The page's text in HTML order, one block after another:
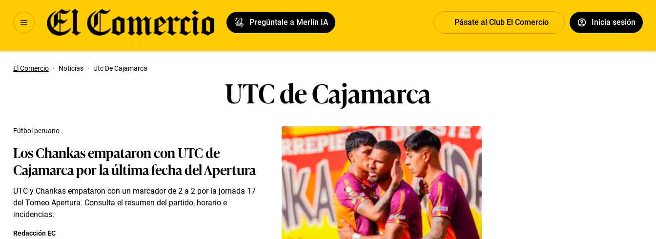
Pregúntale a Merlín IA Pásate al Club El Comercio Inicia sesión
El Comercio · Noticias · Utc De Cajamarca
UTC de Cajamarca
Los Chankas empataron con UTC de
Cajamarca por la última fecha del Apertura
UTC y Chankas empataron con un marcador de 2 a 2 por la jornada 17
del Torneo Apertura. Consulta el resumen del partido, horario e
incidencias.
Fútbol peruano
Redacción EC